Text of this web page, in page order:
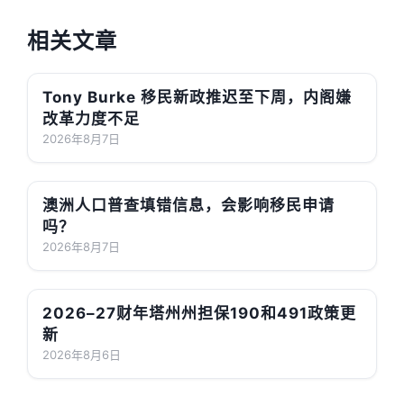
相关文章
Tony Burke 移民新政推迟至下周，内阁嫌
改革力度不足
2026年8月7日
澳洲人口普查填错信息，会影响移民申请
吗？
2026年8月7日
2026–27财年塔州州担保190和491政策更
新
2026年8月6日